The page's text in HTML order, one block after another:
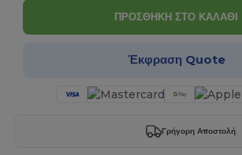
ΠΡΟΣΘΗΚΗ ΣΤΟ ΚΑΛΑΘΙ
Έκφραση Quote
Γρήγορη Αποστολή